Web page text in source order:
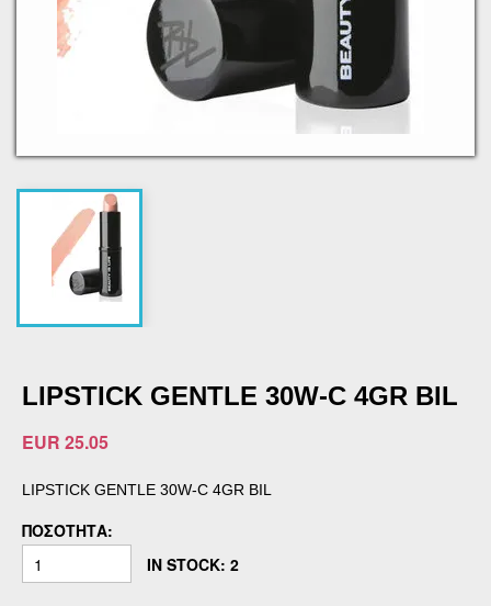
LIPSTICK GENTLE 30W-C 4GR BIL
EUR 25.05
LIPSTICK GENTLE 30W-C 4GR BIL
ΠΟΣΌΤΗΤΑ:
IN STOCK: 2